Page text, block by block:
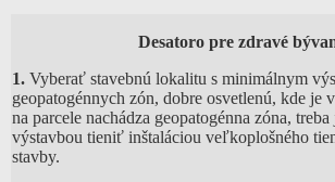
Desatoro pre zdravé
1. Vyberať stavebnú lokalitu s minimálnym
geopatogénnych zón, dobre osvetlenú, kde je
na parcele nachádza geopatogénna zóna, treba
výstavbou tieniť inštaláciou veľkoplošného
stavby.